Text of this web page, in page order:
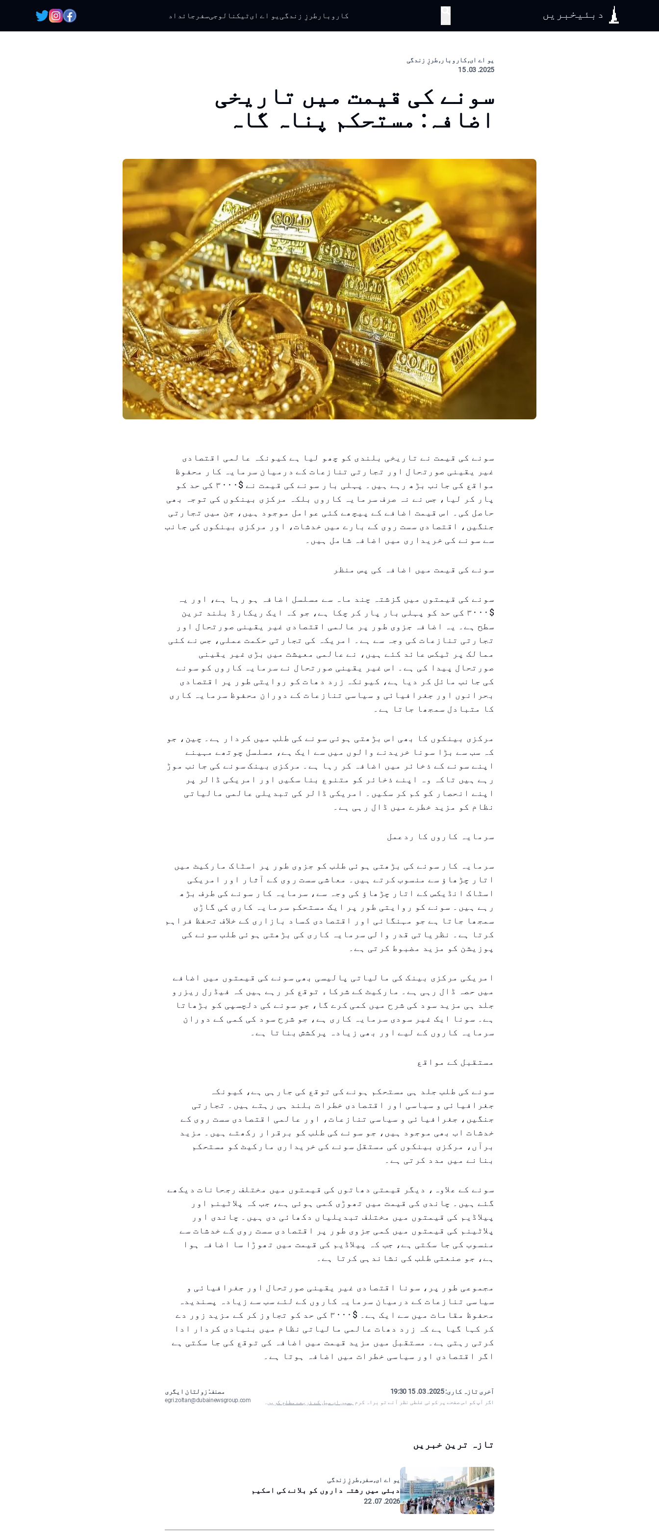
دبئیخبریں کاروبار طرزِ زندگی یو اے ایٹیکنالوجیسفر جائداد
یو اے ای, کاروبار, طرزِ زندگی
2025. 03. 15
سونے کی قیمت میں تاریخی
اضافہ: مستحکم پناہ گاہ
سونے کی قیمت نے تاریخی بلندی کو چھو لیا ہے کیونکہ عالمی اقتصادی
غیر یقینی صورتحال اور تجارتی تنازعات کے درمیان سرمایہ کار محفوظ
مواقع کی جانب بڑھ رہے ہیں۔ پہلی بار سونے کی قیمت نے $۳۰۰۰ کی حد کو
پار کر لیا، جس نے نہ صرف سرمایہ کاروں بلکہ مرکزی بینکوں کی توجہ بھی
حاصل کی۔ اس قیمت اضافے کے پیچھے کئی عوامل موجود ہیں، جن میں تجارتی
جنگیں، اقتصادی سست روی کے بارے میں خدشات، اور مرکزی بینکوں کی جانب
سے سونے کی خریداری میں اضافہ شامل ہیں۔
سونے کی قیمت میں اضافہ کی پس منظر
سونے کی قیمتوں میں گزشتہ چند ماہ سے مسلسل اضافہ ہو رہا ہے، اور یہ
$۳۰۰۰ کی حد کو پہلی بار پار کر چکا ہے، جو کہ ایک ریکارڈ بلند ترین
سطح ہے۔ یہ اضافہ جزوی طور پر عالمی اقتصادی غیر یقینی صورتحال اور
تجارتی تنازعات کی وجہ سے ہے۔ امریکہ کی تجارتی حکمت عملی، جس نے کئی
ممالک پر ٹیکس عائد کئے ہیں، نے عالمی معیشت میں بڑی غیر یقینی
صورتحال پیدا کی ہے۔ اس غیر یقینی صورتحال نے سرمایہ کاروں کو سونے
کی جانب مائل کر دیا ہے، کیونکہ زرد دھات کو روایتی طور پر اقتصادی
بحرانوں اور جغرافیائی و سیاسی تنازعات کے دوران محفوظ سرمایہ کاری
کا متبادل سمجھا جاتا ہے۔
مرکزی بینکوں کا بھی اس بڑھتی ہوئی سونے کی طلب میں کردار ہے۔ چین، جو
کہ سب سے بڑا سونا خریدنے والوں میں سے ایک ہے، مسلسل چوتھے مہینے
اپنے سونے کے ذخائر میں اضافہ کر رہا ہے۔ مرکزی بینک سونے کی جانب موڑ
رہے ہیں تاکہ وہ اپنے ذخائر کو متنوع بنا سکیں اور امریکی ڈالر پر
اپنے انحصار کو کم کر سکیں۔ امریکی ڈالر کی تبدیلی عالمی مالیاتی
نظام کو مزید خطرے میں ڈال رہی ہے۔
سرمایہ کاروں کا ردعمل
سرمایہ کار سونے کی بڑھتی ہوئی طلب کو جزوی طور پر اسٹاک مارکیٹ میں
اتار چڑھاؤ سے منسوب کرتے ہیں۔ معاشی سست روی کے آثار اور امریکی
اسٹاک انڈیکس کے اتار چڑھاؤ کی وجہ سے، سرمایہ کار سونے کی طرف بڑھ
رہے ہیں۔ سونے کو روایتی طور پر ایک مستحکم سرمایہ کاری کی گاڑی
سمجھا جاتا ہے جو مہنگائی اور اقتصادی کساد بازاری کے خلاف تحفظ فراہم
کرتا ہے۔ نظریاتی قدر والی سرمایہ کاری کی بڑھتی ہوئی طلب سونے کی
پوزیشن کو مزید مضبوط کرتی ہے۔
امریکی مرکزی بینک کی مالیاتی پالیسی بھی سونے کی قیمتوں میں اضافے
میں حصہ ڈال رہی ہے۔ مارکیٹ کے شرکاء توقع کر رہے ہیں کہ فیڈرل ریزرو
جلد ہی مزید سود کی شرح میں کمی کرے گا، جو سونے کی دلچسپی کو بڑھاتا
ہے۔ سونا ایک غیر سودی سرمایہ کاری ہے، جو شرح سود کی کمی کے دوران
سرمایہ کاروں کے لیے اور بھی زیادہ پرکشش بناتا ہے۔
مستقبل کے مواقع
سونے کی طلب جلد ہی مستحکم ہونے کی توقع کی جارہی ہے، کیونکہ
جغرافیائی و سیاسی اور اقتصادی خطرات بلند ہی رہتے ہیں۔ تجارتی
جنگیں، جغرافیائی و سیاسی تنازعات، اور عالمی اقتصادی سست روی کے
خدشات اب بھی موجود ہیں، جو سونے کی طلب کو برقرار رکھتے ہیں۔ مزید
برآں، مرکزی بینکوں کی مستقل سونے کی خریداری مارکیٹ کو مستحکم
بنانے میں مدد کرتی ہے۔
سونے کے علاوہ، دیگر قیمتی دھاتوں کی قیمتوں میں مختلف رجحانات دیکھے
گئے ہیں۔ چاندی کی قیمت میں تھوڑی کمی ہوئی ہے، جب کہ پلاٹینم اور
پیلاڈیم کی قیمتوں میں مختلف تبدیلیاں دکھائی دی ہیں۔ چاندی اور
پلاٹینم کی قیمتوں میں کمی جزوی طور پر اقتصادی سست روی کے خدشات سے
منسوب کی جا سکتی ہے، جب کہ پیلاڈیم کی قیمت میں تھوڑا سا اضافہ ہوا
ہے، جو صنعتی طلب کی نشاندہی کرتا ہے۔
مجموعی طور پر، سونا اقتصادی غیر یقینی صورتحال اور جغرافیائی و
سیاسی تنازعات کے درمیان سرمایہ کاروں کے لئے سب سے زیادہ پسندیدہ
محفوظ مقامات میں سے ایک ہے۔ $۳۰۰۰ کی حد کو تجاوز کر کے مزید زور دے
کر کہا گیا ہے کہ زرد دھات عالمی مالیاتی نظام میں بنیادی کردار ادا
کرتی رہتی ہے۔ مستقبل میں مزید قیمت میں اضافہ کی توقع کی جا سکتی ہے
اگر اقتصادی اور سیاسی خطرات میں اضافہ ہوتا ہے۔
آخری تازہ کاری:2025. 03. 15 19:30
اگر آپ کو اس صفحے پر کوئی غلطی نظر آئے تو براہ کرم ہمیں ای میل کے ذریعے مطلع کریں۔
مصنف: زولتان ایگری
egri.zoltan@dubainewsgroup.com
تازہ ترین خبریں
یو اے ای, سفر, طرزِ زندگی
دبئی میں رشتہ داروں کو بلانے کی اسکیم
2026. 07. 22